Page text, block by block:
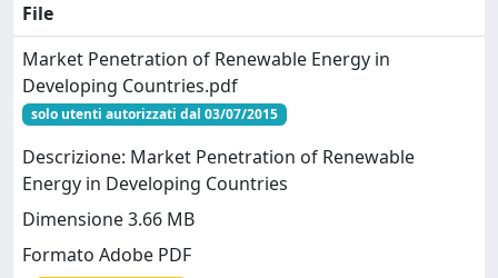
File
Market Penetration of Renewable Energy in
Developing Countries.pdf
solo utenti autorizzati dal 03/07/2015
Descrizione: Market Penetration of Renewable
Energy in Developing Countries
Dimensione 3.66 MB
Formato Adobe PDF